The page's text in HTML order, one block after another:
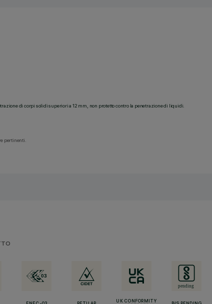
di corpi solidi superiori a 12 mm, non protetto contro la penetrazione di liquidi.
pertinenti.
UK CONFORMITY